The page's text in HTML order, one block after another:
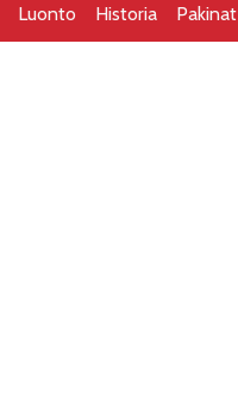
Luonto Historia Pakinat